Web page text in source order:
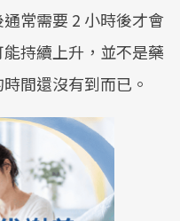
常需要 2 小時後才會
持續上升，並不是藥
間還沒有到而已。